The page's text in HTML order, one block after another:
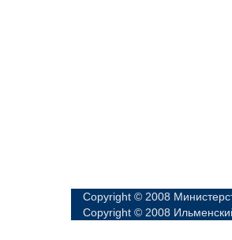
Copyright © 2008
Copyright © 2008